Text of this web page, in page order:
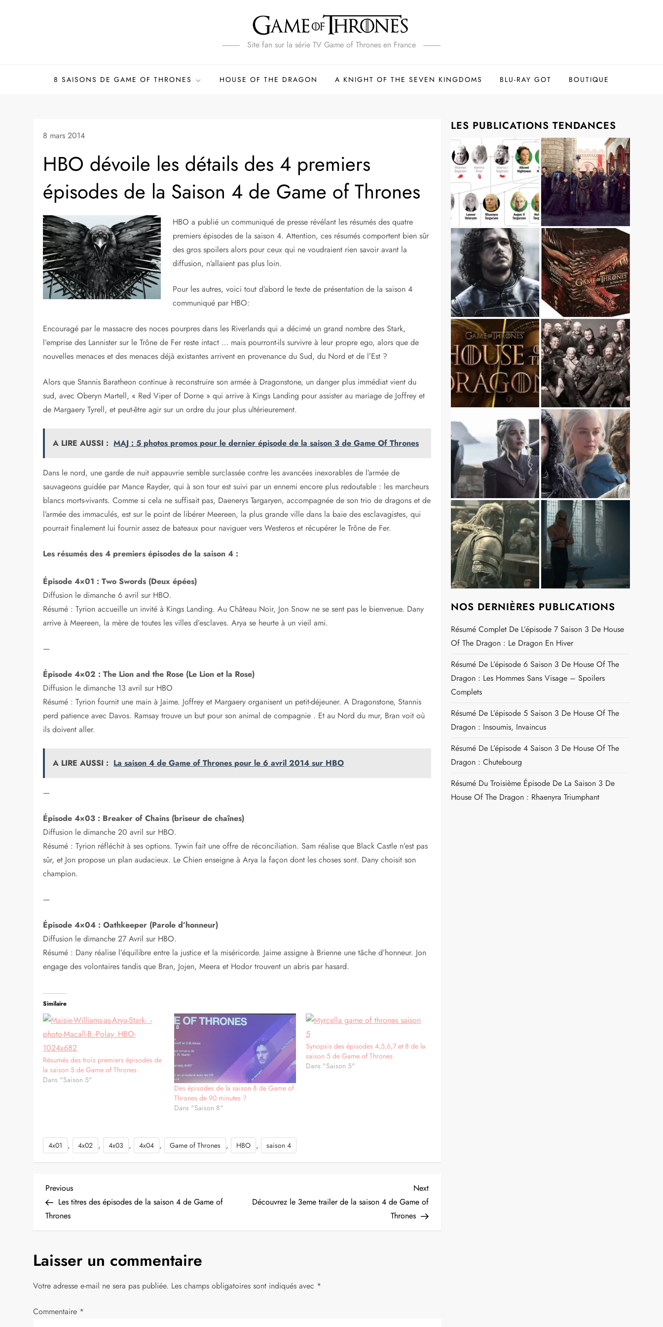
Site fan sur la série TV Game of Thrones en France
8 SAISONS DE GAME OF THRONES HOUSE OF THE DRAGON A KNIGHT OF THE SEVEN KINGDOMS BLU-RAY GOT BOUTIQUE
8 mars 2014
HBO dévoile les détails des 4 premiers
épisodes de la Saison 4 de Game of Thrones
HBO a publié un communiqué de presse révélant les résumés des quatre
premiers épisodes de la saison 4. Attention, ces résumés comportent bien sûr
des gros spoilers alors pour ceux qui ne voudraient rien savoir avant la
diffusion, n’allaient pas plus loin.
Pour les autres, voici tout d’abord le texte de présentation de la saison 4
communiqué par HBO:
Encouragé par le massacre des noces pourpres dans les Riverlands qui a décimé un grand nombre des Stark,
l’emprise des Lannister sur le Trône de Fer reste intact … mais pourront-ils survivre à leur propre ego, alors que de
nouvelles menaces et des menaces déjà existantes arrivent en provenance du Sud, du Nord et de l’Est ?
Alors que Stannis Baratheon continue à reconstruire son armée à Dragonstone, un danger plus immédiat vient du
sud, avec Oberyn Martell, « Red Viper of Dorne » qui arrive à Kings Landing pour assister au mariage de Joffrey et
de Margaery Tyrell, et peut-être agir sur un ordre du jour plus ultérieurement.
A LIRE AUSSI : MAJ : 5 photos promos pour le dernier épisode de la saison 3 de Game Of Thrones
Dans le nord, une garde de nuit appauvrie semble surclassée contre les avancées inexorables de l’armée de
sauvageons guidée par Mance Rayder, qui à son tour est suivi par un ennemi encore plus redoutable : les marcheurs
blancs morts-vivants. Comme si cela ne suffisait pas, Daenerys Targaryen, accompagnée de son trio de dragons et de
l’armée des immaculés, est sur le point de libérer Meereen, la plus grande ville dans la baie des esclavagistes, qui
pourrait finalement lui fournir assez de bateaux pour naviguer vers Westeros et récupérer le Trône de Fer.
Les résumés des 4 premiers épisodes de la saison 4 :
Épisode 4×01 : Two Swords (Deux épées)
Diffusion le dimanche 6 avril sur HBO.
Résumé : Tyrion accueille un invité à Kings Landing. Au Château Noir, Jon Snow ne se sent pas le bienvenue. Dany
arrive à Meereen, la mère de toutes les villes d’esclaves. Arya se heurte à un vieil ami.
—
Épisode 4×02 : The Lion and the Rose (Le Lion et la Rose)
Diffusion le dimanche 13 avril sur HBO
Résumé : Tyrion fournit une main à Jaime. Joffrey et Margaery organisent un petit-déjeuner. A Dragonstone, Stannis
perd patience avec Davos. Ramsay trouve un but pour son animal de compagnie . Et au Nord du mur, Bran voit où
ils doivent aller.
A LIRE AUSSI : La saison 4 de Game of Thrones pour le 6 avril 2014 sur HBO
—
Épisode 4×03 : Breaker of Chains (briseur de chaînes)
Diffusion le dimanche 20 avril sur HBO.
Résumé : Tyrion réfléchit à ses options. Tywin fait une offre de réconciliation. Sam réalise que Black Castle n’est pas
sûr, et Jon propose un plan audacieux. Le Chien enseigne à Arya la façon dont les choses sont. Dany choisit son
champion.
—
Épisode 4×04 : Oathkeeper (Parole d’honneur)
Diffusion le dimanche 27 Avril sur HBO.
Résumé : Dany réalise l’équilibre entre la justice et la miséricorde. Jaime assigne à Brienne une tâche d’honneur. Jon
engage des volontaires tandis que Bran, Jojen, Meera et Hodor trouvent un abris par hasard.
Similaire
Résumés des trois premiers épisodes de
la saison 5 de Game of Thrones
Dans "Saison 5"
Des épisodes de la saison 8 de Game of
Thrones de 90 minutes ?
Dans "Saison 8"
Synopsis des épisodes 4,5,6,7 et 8 de la
saison 5 de Game of Thrones
Dans "Saison 5"
4x01 , 4x02 , 4x03 , 4x04 , Game of Thrones , HBO , saison 4
N
a
i
g
a
Previous
Post
Previous
Les titres des épisodes de la saison 4 de Game of
Thrones
Next
Post
Next
Découvrez le 3eme trailer de la saison 4 de Game of
Thrones
Laisser un commentaire
Votre adresse e-mail ne sera pas publiée. Les champs obligatoires sont indiqués avec *
Commentaire *
LES PUBLICATIONS TENDANCES
NOS DERNIÈRES PUBLICATIONS
Résumé Complet De L’épisode 7 Saison 3 De House
Of The Dragon : Le Dragon En Hiver
Résumé De L’épisode 6 Saison 3 De House Of The
Dragon : Les Hommes Sans Visage – Spoilers
Complets
Résumé De L’épisode 5 Saison 3 De House Of The
Dragon : Insoumis, Invaincus
Résumé De L’épisode 4 Saison 3 De House Of The
Dragon : Chutebourg
Résumé Du Troisième Épisode De La Saison 3 De
House Of The Dragon : Rhaenyra Triumphant